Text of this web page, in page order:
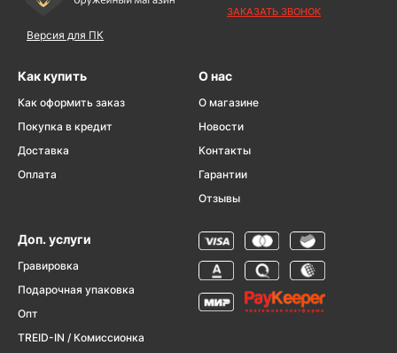
Версия для ПК
ЗАКАЗАТЬ ЗВОНОК
Как купить
Как оформить заказ
Покупка в кредит
Доставка
Оплата
О нас
О магазине
Новости
Контакты
Гарантии
Отзывы
Доп. услуги
Гравировка
Подарочная упаковка
Опт
TREID-IN / Комиссионка